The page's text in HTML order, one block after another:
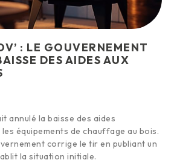
: LE GOUVERNEMENT
DES AIDES AUX
annulé la baisse des aides
les équipements de chauffage au bois.
corrige le tir en publiant un
la situation initiale.